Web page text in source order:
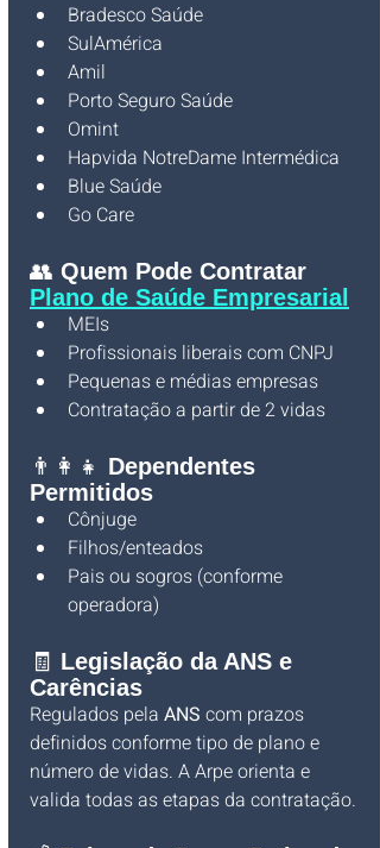
Bradesco Saúde
SulAmérica
Amil
Porto Seguro Saúde
Omint
Hapvida NotreDame Intermédica
Blue Saúde
Go Care
👥 Quem Pode Contratar
Plano de Saúde Empresarial
MEIs
Profissionais liberais com CNPJ
Pequenas e médias empresas
Contratação a partir de 2 vidas
👨‍👩‍👧 Dependentes
Permitidos
Cônjuge
Filhos/enteados
Pais ou sogros (conforme
operadora)
🧾 Legislação da ANS e
Carências
Regulados pela ANS com prazos
definidos conforme tipo de plano e
número de vidas. A Arpe orienta e
valida todas as etapas da contratação.